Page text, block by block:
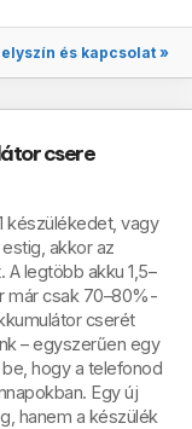
és kapcsolat »
csere
készülékedet, vagy
akkor az
legtöbb akku 1,5–
már csak 70–80%-
cserét
– egyszerűen egy
hogy a telefonod
Egy új
hanem a készülék